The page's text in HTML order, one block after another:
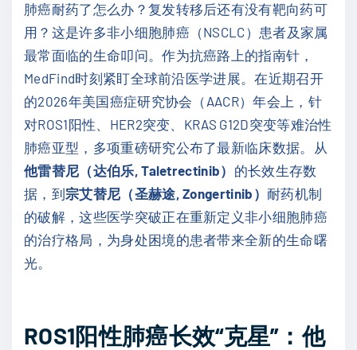
肺癌耐药了怎么办？复发转移后还有没有靶向药可
用？这是许多非小细胞肺癌（NSCLC）患者及家属
最常面临的生命叩问。作为抗癌路上的指南针，
MedFind时刻紧盯全球前沿医学进展。在近期召开
的2026年美国癌症研究协会（AACR）年会上，针
对ROS1阳性、HER2突变、KRAS G12D突变等难治性
肺癌亚型，多项重磅研究公布了最新临床数据。从
他雷替尼（达伯乐, Taletrectinib） 的长效生存数
据，到宗艾替尼（圣赫途, Zongertinib） 耐药机制
的破解，这些医学突破正在重新定义非小细胞肺癌
的治疗格局，为身处困境的患者带来全新的生命曙
光。
ROS1阳性肺癌长效“克星”：他